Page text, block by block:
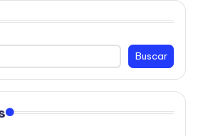
Buscar